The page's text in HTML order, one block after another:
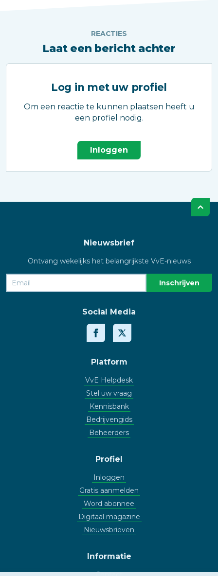
REACTIES
Laat een bericht achter
Log in met uw profiel
Om een reactie te kunnen plaatsen heeft u
een profiel nodig.
Inloggen
Nieuwsbrief
Ontvang wekelijks het belangrijkste VvE-nieuws
Social Media
Platform
VvE Helpdesk
Stel uw vraag
Kennisbank
Bedrijvengids
Beheerders
Profiel
Inloggen
Gratis aanmelden
Word abonnee
Digitaal magazine
Nieuwsbrieven
Informatie